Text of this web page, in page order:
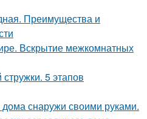
Преимущества и
Вскрытие межкомнатных
5 этапов
снаружи своими руками.